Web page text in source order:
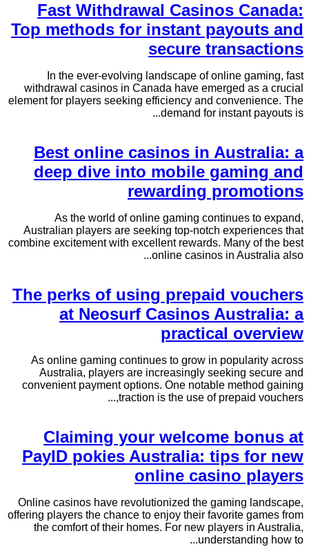
Fast Withdrawal Casinos Canada:
Top methods for instant payouts and
secure transactions
In the ever-evolving landscape of online gaming, fast
withdrawal casinos in Canada have emerged as a crucial
element for players seeking efficiency and convenience. The
demand for instant payouts is...
Best online casinos in Australia: a
deep dive into mobile gaming and
rewarding promotions
As the world of online gaming continues to expand,
Australian players are seeking top-notch experiences that
combine excitement with excellent rewards. Many of the best
online casinos in Australia also...
The perks of using prepaid vouchers
at Neosurf Casinos Australia: a
practical overview
As online gaming continues to grow in popularity across
Australia, players are increasingly seeking secure and
convenient payment options. One notable method gaining
traction is the use of prepaid vouchers,...
Claiming your welcome bonus at
PayID pokies Australia: tips for new
online casino players
Online casinos have revolutionized the gaming landscape,
offering players the chance to enjoy their favorite games from
the comfort of their homes. For new players in Australia,
understanding how to...